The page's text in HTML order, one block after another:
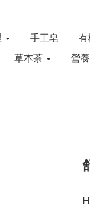
手工皂
草本茶
營